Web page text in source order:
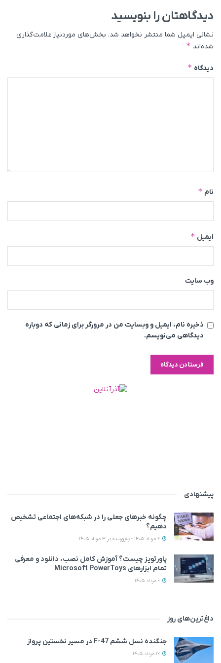
دیدگاهتان را بنویسید
نشانی ایمیل شما منتشر نخواهد شد. بخش‌های موردنیاز علامت‌گذاری
شده‌اند *
دیدگاه *
نام *
ایمیل *
وب‌ سایت
ذخیره نام، ایمیل و وبسایت من در مرورگر برای زمانی که دوباره
دیدگاهی می‌نویسم.
پیشنهادی
چگونه خبرهای جعلی را در شبکه‌های اجتماعی تشخیص
دهیم؟
پاورتویز چیست؟ آموزش کامل نصب، دانلود و معرفی
تمام ابزارهای Microsoft PowerToys
داغ‌ترین‌های روز
جنگنده نسل ششم F-47 در مسیر نخستین پرواز